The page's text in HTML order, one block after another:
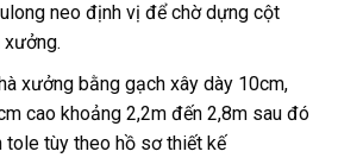
neo định vị để chờ dựng cột
xưởng.
xưởng bằng gạch xây dày 10cm,
cao khoảng 2,2m đến 2,8m sau đó
tole tùy theo hồ sơ thiết kế